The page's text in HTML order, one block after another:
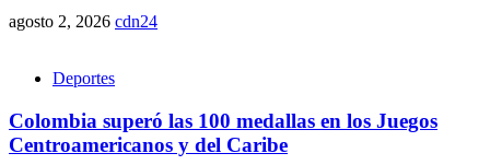
agosto 2, 2026 cdn24
Deportes
Colombia superó las 100 medallas en los Juegos
Centroamericanos y del Caribe